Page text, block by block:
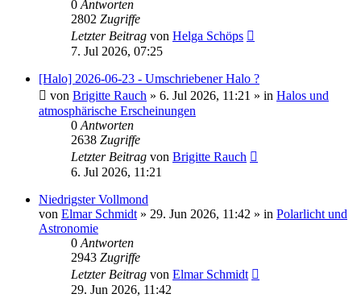
0 Antworten
2802 Zugriffe
Letzter Beitrag von Helga Schöps
7. Jul 2026, 07:25
[Halo] 2026-06-23 - Umschriebener Halo ?
von Brigitte Rauch » 6. Jul 2026, 11:21 » in Halos und
atmosphärische Erscheinungen
0 Antworten
2638 Zugriffe
Letzter Beitrag von Brigitte Rauch
6. Jul 2026, 11:21
Niedrigster Vollmond
von Elmar Schmidt » 29. Jun 2026, 11:42 » in Polarlicht und
Astronomie
0 Antworten
2943 Zugriffe
Letzter Beitrag von Elmar Schmidt
29. Jun 2026, 11:42